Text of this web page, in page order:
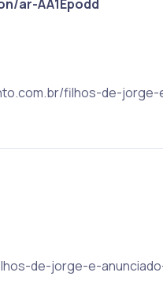
ar-AA1Epodd
filhos-de-
de-jorge-e-